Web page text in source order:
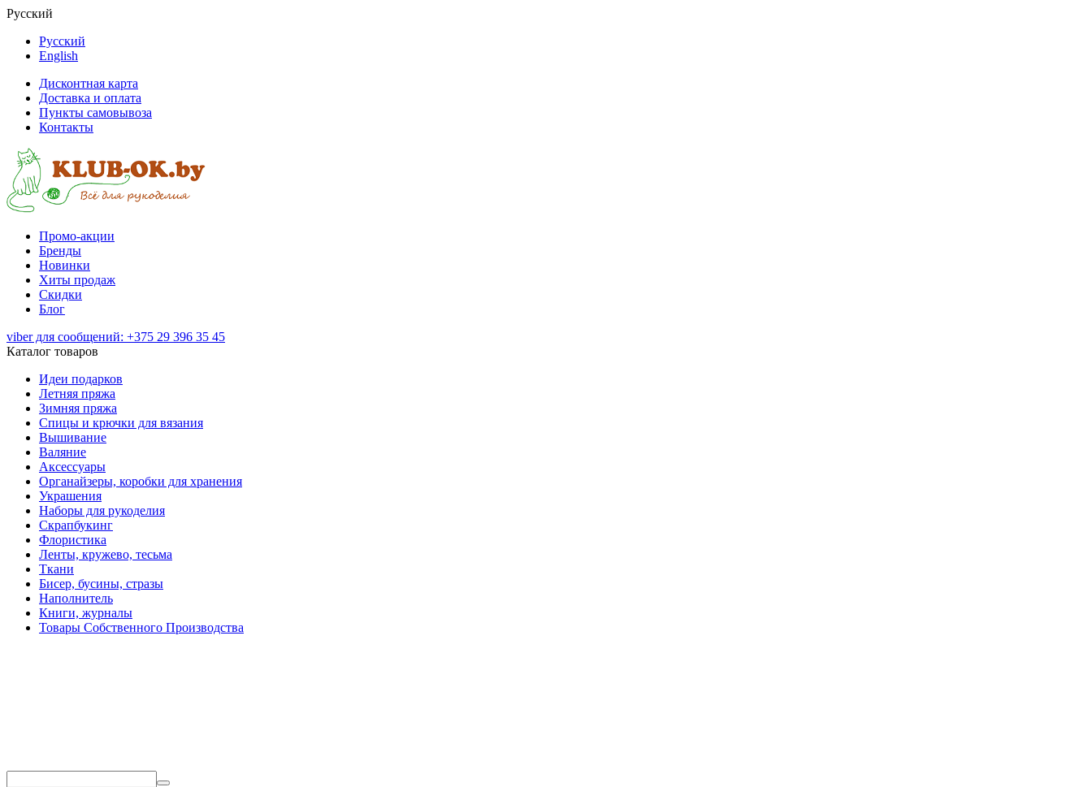
Русский
Русский
English
Дисконтная карта
Доставка и оплата
Пункты самовывоза
Контакты
Промо-акции
Бренды
Новинки
Хиты продаж
Скидки
Блог
viber для сообщений: +375 29 396 35 45
Каталог товаров
Идеи подарков
Летняя пряжа
Зимняя пряжа
Спицы и крючки для вязания
Вышивание
Валяние
Аксессуары
Органайзеры, коробки для хранения
Украшения
Наборы для рукоделия
Скрапбукинг
Флористика
Ленты, кружево, тесьма
Ткани
Бисер, бусины, стразы
Наполнитель
Книги, журналы
Товары Собственного Производства